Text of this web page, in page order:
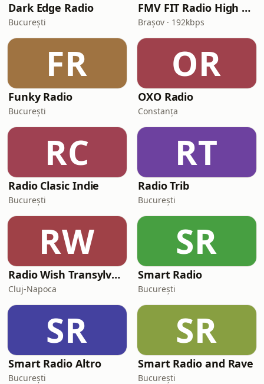
Dark Edge Radio
București
FMV FIT Radio High Energy
Brașov · 192kbps
FR
Funky Radio
București
OR
OXO Radio
Constanța
RC
Radio Clasic Indie
București
RT
Radio Trib
București
RW
Radio Wish Transylvania
Cluj-Napoca
SR
Smart Radio
București
SR
Smart Radio Altro
București
SR
Smart Radio and Rave
București